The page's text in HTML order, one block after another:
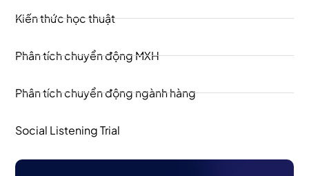
Kiến thức học thuật
Phân tích chuyển động MXH
Phân tích chuyển động ngành hàng
Social Listening Trial